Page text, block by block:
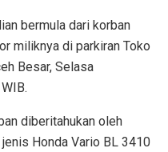
bermula dari korban
miliknya di parkiran Toko
Besar, Selasa
diberitahukan oleh
Honda Vario BL 3410